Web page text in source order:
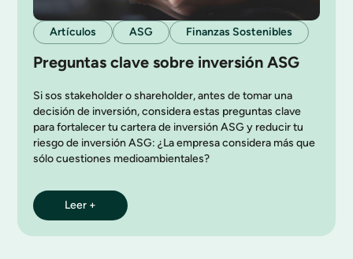
Artículos ASG Finanzas Sostenibles
Preguntas clave sobre inversión ASG
Si sos stakeholder o shareholder, antes de tomar una
decisión de inversión, considera estas preguntas clave
para fortalecer tu cartera de inversión ASG y reducir tu
riesgo de inversión ASG: ¿La empresa considera más que
sólo cuestiones medioambientales?
Leer +